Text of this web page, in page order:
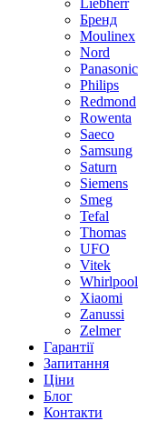
Liebherr
Бренд
Moulinex
Nord
Panasonic
Philips
Redmond
Rowenta
Saeco
Samsung
Saturn
Siemens
Smeg
Tefal
Thomas
UFO
Vitek
Whirlpool
Xiaomi
Zanussi
Zelmer
Гарантії
Запитання
Ціни
Блог
Контакти